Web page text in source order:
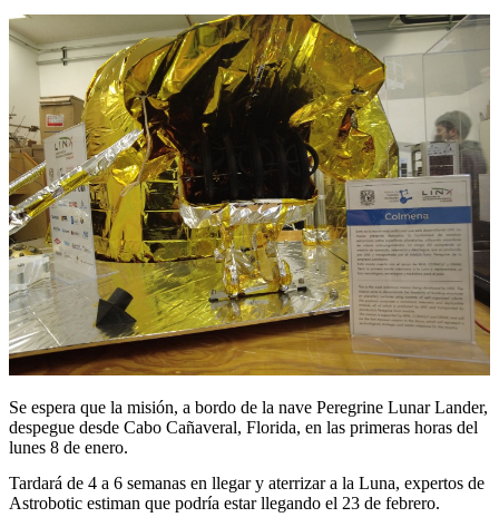
Se espera que la misión, a bordo de la nave Peregrine Lunar Lander,
despegue desde Cabo Cañaveral, Florida, en las primeras horas del
lunes 8 de enero.
Tardará de 4 a 6 semanas en llegar y aterrizar a la Luna, expertos de
Astrobotic estiman que podría estar llegando el 23 de febrero.